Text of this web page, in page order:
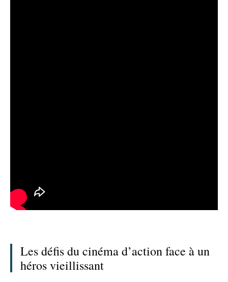
Les défis du cinéma d’action face à un
héros vieillissant